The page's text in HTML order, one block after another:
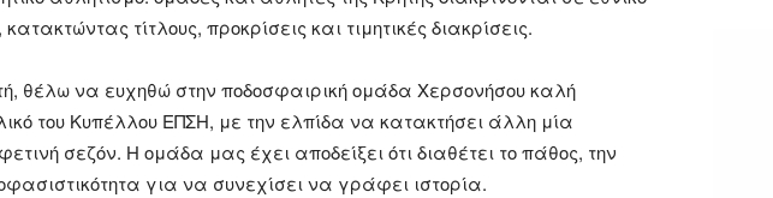
τίτλους, προκρίσεις και τιμητικές διακρίσεις.
θέλω να ευχηθώ στην ποδοσφαιρική ομάδα Χερσονήσου καλή
του Κυπέλλου ΕΠΣΗ, με την ελπίδα να κατακτήσει άλλη μία
σεζόν. Η ομάδα μας έχει αποδείξει ότι διαθέτει το πάθος, την
για να συνεχίσει να γράφει ιστορία.